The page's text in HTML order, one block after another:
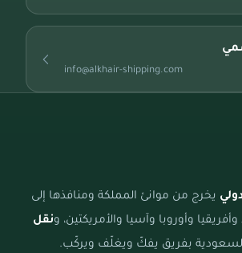
info@alkhair-shipping.com
يخرج من موانئ المملكة ومنافذها إلى
وأوروبا وآسيا والأمريكتين، ونقل
بفريق يفكّ ويغلّف ويركّب.